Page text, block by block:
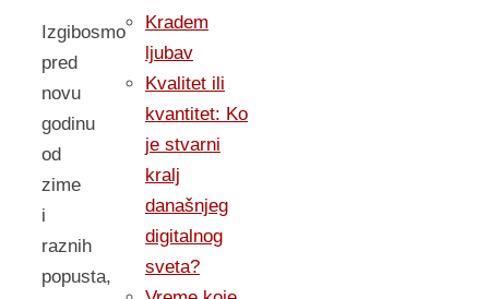
Izgibosmo
pred
novu
godinu
od
zime
i
raznih
popusta,
Kradem
ljubav
Kvalitet ili
kvantitet: Ko
je stvarni
kralj
današnjeg
digitalnog
sveta?